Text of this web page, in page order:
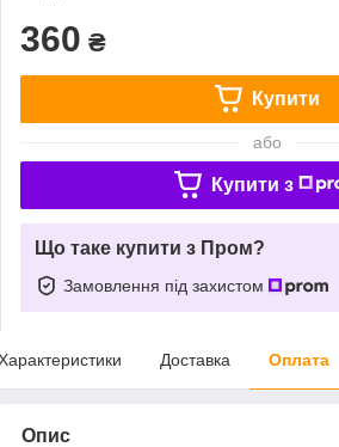
360 ₴
Купити
або
Купити з
Що таке купити з Пром?
Замовлення під захистом
Доставка Оплата
Опис